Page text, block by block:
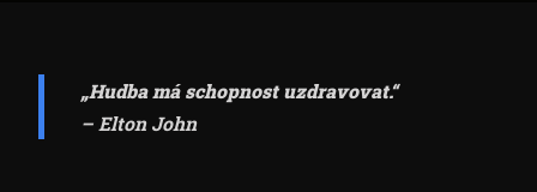
„Hudba má schopnost uzdravovat.“
– Elton John